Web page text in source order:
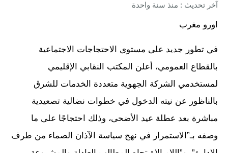
آخر تحديث : منذ سنة واحدة
اورو مغرب
في تطور جديد على مستوى الاحتجاجات الاجتماعية
بالقطاع العمومي، أعلن المكتب النقابي الإقليمي
لمستخدمي الشركة الجهوية متعددة الخدمات للشرق
بالناظور عن نيته الدخول في خطوات نضالية تصعيدية
مباشرة بعد عطلة عيد الأضحى، وذلك احتجاجًا على ما
وصفه بـ”الاستمرار في نهج سياسة الآذان الصماء من طرف